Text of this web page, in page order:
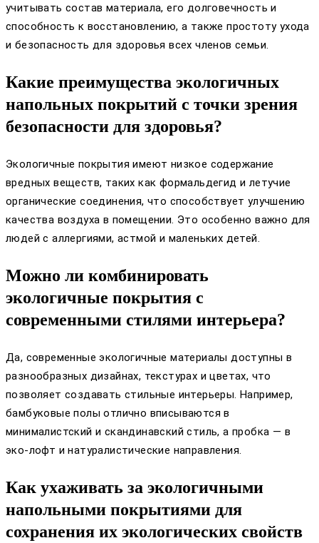
учитывать состав материала, его долговечность и
способность к восстановлению, а также простоту ухода
и безопасность для здоровья всех членов семьи.
Какие преимущества экологичных
напольных покрытий с точки зрения
безопасности для здоровья?
Экологичные покрытия имеют низкое содержание
вредных веществ, таких как формальдегид и летучие
органические соединения, что способствует улучшению
качества воздуха в помещении. Это особенно важно для
людей с аллергиями, астмой и маленьких детей.
Можно ли комбинировать
экологичные покрытия с
современными стилями интерьера?
Да, современные экологичные материалы доступны в
разнообразных дизайнах, текстурах и цветах, что
позволяет создавать стильные интерьеры. Например,
бамбуковые полы отлично вписываются в
минималистский и скандинавский стиль, а пробка — в
эко-лофт и натуралистические направления.
Как ухаживать за экологичными
напольными покрытиями для
сохранения их экологических свойств